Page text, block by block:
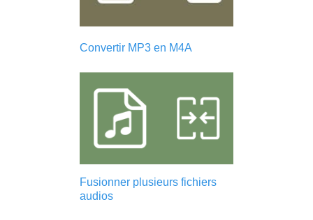
Convertir MP3 en M4A
Fusionner plusieurs fichiers
audios